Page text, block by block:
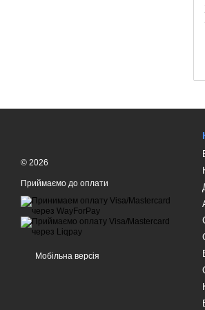
© 2026
Приймаємо до оплати
Мобільна версія